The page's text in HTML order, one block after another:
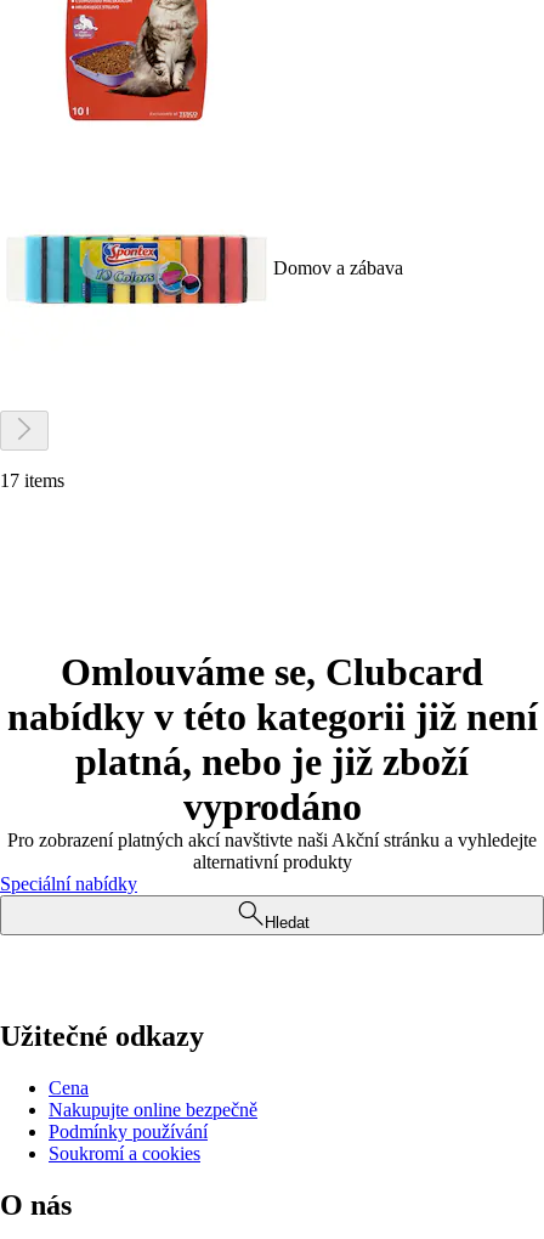
Domov a zábava
17 items
Omlouváme se, Clubcard
nabídky v této kategorii již není
platná, nebo je již zboží
vyprodáno
Pro zobrazení platných akcí navštivte naši Akční stránku a vyhledejte
alternativní produkty
Speciální nabídky
Hledat
Užitečné odkazy
Cena
Nakupujte online bezpečně
Podmínky používání
Soukromí a cookies
O nás